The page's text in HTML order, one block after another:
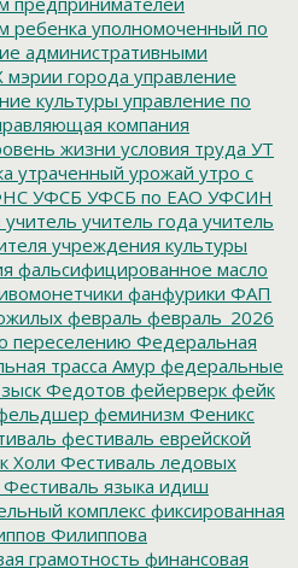
ребенка уполномоченный по
административными
города управление
культуры управление по
компания
жизни условия труда УТ
утраченный урожай утро с
УФСБ УФСБ по ЕАО УФСИН
учитель учитель года учитель
учреждения культуры
фальсифицированное масло
фанфурики ФАП
февраль февраль_2026
переселению Федеральная
трасса Амур федеральные
Федотов фейерверк фейк
феминизм Феникс
фестиваль еврейской
Холи Фестиваль ледовых
Фестиваль языка идиш
комплекс фиксированная
Филиппова
грамотность финансовая